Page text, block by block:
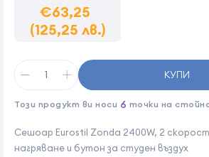
Сешоар Eurostil Zonda 2400W, 2
нагряване и бутон за студен въздух
€63,25
(125,25 лв.)
КУПИ
Този продукт ви носи 6 точки на